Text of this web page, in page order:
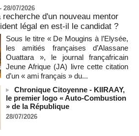
avocats de Riek Machar sollicitent un
la prochaine audience
Mehdi Laribi relance la coopération
président Doumbouya ravive les
élit son premier président
- 28/07/2026
d'un nouveau mentor
légal en est-il le candidat ?
Sous le titre « De Mougins à l’Elysée,
les amitiés françaises d’Alassane
Ouattara », le journal françafricain
Jeune Afrique (JA) livre cette citation
d’un « ami français » du...
Chronique Citoyenne - KIIRAAY,
le premier logo « Auto-Combustion
» de la République
28/07/2026